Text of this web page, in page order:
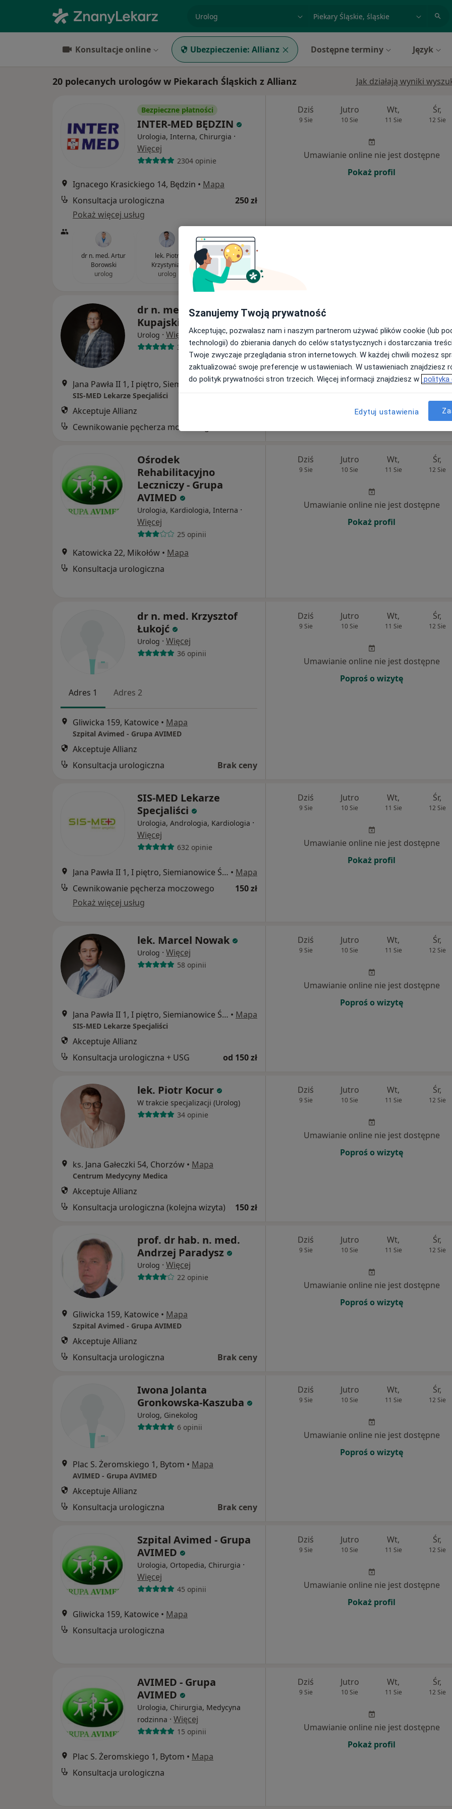
miasto lub dzielnica
Konsultacje online Ubezpieczenie: Allianz Dostępne terminy Język
20 polecanych urologów w Piekarach Śląskich z Allianz Jak działają wyniki
Bezpieczne płatności
INTER-MED BĘDZIN
Urologia, Interna, Chirurgia ·
Więcej
2304 opinie
Ignacego Krasickiego 14, Będzin • Mapa
Konsultacja urologiczna
250 zł
Pokaż więcej usług
dr n. med. Artur
Borowski
urolog
lek. Piotr
Krzystyniak
urolog
Dziś
9 Sie
Jutro
10 Sie
Wt,
11 Sie
Śr,
12 Sie
Umawianie online nie jest dostępne
Pokaż profil
dr n. med. Maciej
Kupajski
Urolog · Więcej
380 opinii
Jana Pawła II 1, I piętro, Siemianowice Śląskie • Mapa
SIS-MED Lekarze Specjaliści
Akceptuje Allianz
Cewnikowanie pęcherza moczowego
Dziś
Brak kalendarza w Twojej lokalizacji.
Pokaż adresy z kalendarzem
Ośrodek
Rehabilitacyjno
Leczniczy - Grupa
AVIMED
Urologia, Kardiologia, Interna ·
Więcej
25 opinii
Katowicka 22, Mikołów • Mapa
Konsultacja urologiczna
Dziś
9 Sie
Jutro
10 Sie
Wt,
11 Sie
Śr,
12 Sie
Umawianie online nie jest dostępne
Pokaż profil
dr n. med. Krzysztof
Łukojć
Urolog · Więcej
36 opinii
Adres 1 Adres 2
Gliwicka 159, Katowice • Mapa
Szpital Avimed - Grupa AVIMED
Akceptuje Allianz
Konsultacja urologiczna
Brak ceny
Dziś
9 Sie
Jutro
10 Sie
Wt,
11 Sie
Śr,
12 Sie
Umawianie online nie jest dostępne
Poproś o wizytę
SIS-MED Lekarze
Specjaliści
Urologia, Andrologia, Kardiologia ·
Więcej
632 opinie
Jana Pawła II 1, I piętro, Siemianowice Śląskie • Mapa
Cewnikowanie pęcherza moczowego
150 zł
Pokaż więcej usług
Dziś
9 Sie
Jutro
10 Sie
Wt,
11 Sie
Śr,
12 Sie
Umawianie online nie jest dostępne
Pokaż profil
lek. Marcel Nowak
Urolog · Więcej
58 opinii
Jana Pawła II 1, I piętro, Siemianowice Śląskie • Mapa
SIS-MED Lekarze Specjaliści
Akceptuje Allianz
Konsultacja urologiczna + USG
od 150 zł
Dziś
9 Sie
Jutro
10 Sie
Wt,
11 Sie
Śr,
12 Sie
Umawianie online nie jest dostępne
Poproś o wizytę
lek. Piotr Kocur
W trakcie specjalizacji (Urolog)
34 opinie
ks. Jana Gałeczki 54, Chorzów • Mapa
Centrum Medycyny Medica
Akceptuje Allianz
Konsultacja urologiczna (kolejna wizyta)
150 zł
Dziś
9 Sie
Jutro
10 Sie
Wt,
11 Sie
Śr,
12 Sie
Umawianie online nie jest dostępne
Poproś o wizytę
prof. dr hab. n. med.
Andrzej Paradysz
Urolog · Więcej
22 opinie
Gliwicka 159, Katowice • Mapa
Szpital Avimed - Grupa AVIMED
Akceptuje Allianz
Konsultacja urologiczna
Brak ceny
Dziś
9 Sie
Jutro
10 Sie
Wt,
11 Sie
Śr,
12 Sie
Umawianie online nie jest dostępne
Poproś o wizytę
Iwona Jolanta
Gronkowska-Kaszuba
Urolog, Ginekolog
6 opinii
Plac S. Żeromskiego 1, Bytom • Mapa
AVIMED - Grupa AVIMED
Akceptuje Allianz
Konsultacja urologiczna
Brak ceny
Dziś
9 Sie
Jutro
10 Sie
Wt,
11 Sie
Śr,
12 Sie
Umawianie online nie jest dostępne
Poproś o wizytę
Szpital Avimed - Grupa
AVIMED
Urologia, Ortopedia, Chirurgia ·
Więcej
45 opinii
Gliwicka 159, Katowice • Mapa
Konsultacja urologiczna
Dziś
9 Sie
Jutro
10 Sie
Wt,
11 Sie
Śr,
12 Sie
Umawianie online nie jest dostępne
Pokaż profil
AVIMED - Grupa
AVIMED
Urologia, Chirurgia, Medycyna
rodzinna · Więcej
15 opinii
Plac S. Żeromskiego 1, Bytom • Mapa
Konsultacja urologiczna
Dziś
9 Sie
Jutro
10 Sie
Wt,
11 Sie
Śr,
12 Sie
Umawianie online nie jest dostępne
Pokaż profil
Szanujemy Twoją prywatność
Akceptując, pozwalasz nam i naszym partnerom używać plików cookie (lub
technologii) do zbierania danych do celów statystycznych i dostarczania
Twoje zwyczaje przeglądania stron internetowych. W każdej chwili możesz
zaktualizować swoje preferencje w ustawieniach. W ustawieniach znajdziesz
do polityk prywatności stron trzecich. Więcej informacji znajdziesz w polityka
Edytuj ustawienia